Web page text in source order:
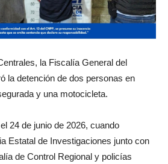
la Fiscalía General del
la detención de dos personas en
y una motocicleta.
24 de junio de 2026, cuando
Estatal de Investigaciones junto con
de Control Regional y policías